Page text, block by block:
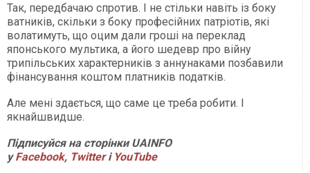
Так, передбачаю спротив. І не стільки навіть із боку
ватників, скільки з боку професійних патріотів, які
волатимуть, що оцим дали гроші на переклад
японського мультика, а його шедевр про війну
трипільських характерників з аннунаками позбавили
фінансування коштом платників податків.
Але мені здається, що саме це треба робити. І
якнайшвидше.
Підписуйся на сторінки UAINFO
уFacebook, Twitterі YouTube